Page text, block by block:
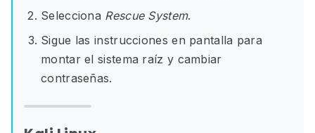
Selecciona Rescue System.
Sigue las instrucciones en pantalla para
montar el sistema raíz y cambiar
contraseñas.